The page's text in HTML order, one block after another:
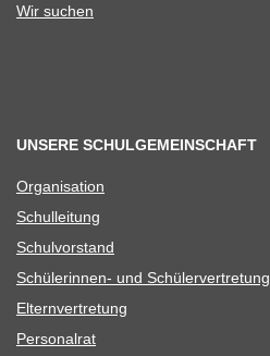
Wir suchen
UNSERE SCHULGEMEINSCHAFT
Orga­ni­sa­tion
Schul­lei­tung
Schul­vor­stand
Schü­le­rin­nen- und Schülervertretung
Eltern­ver­tre­tung
Per­so­nal­rat